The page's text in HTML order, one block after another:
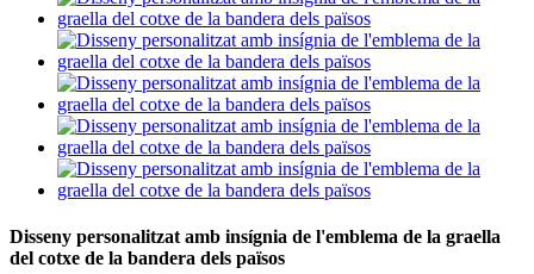
Disseny personalitzat amb insígnia de l'emblema de la graella
del cotxe de la bandera dels països